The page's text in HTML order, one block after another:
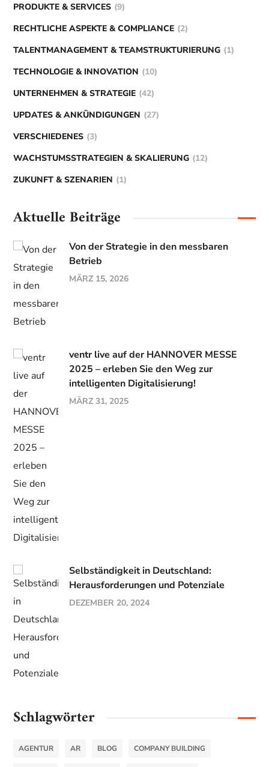
PRODUKTE & SERVICES (9)
RECHTLICHE ASPEKTE & COMPLIANCE (2)
TALENTMANAGEMENT & TEAMSTRUKTURIERUNG (1)
TECHNOLOGIE & INNOVATION (10)
UNTERNEHMEN & STRATEGIE (42)
UPDATES & ANKÜNDIGUNGEN (27)
VERSCHIEDENES (3)
WACHSTUMSSTRATEGIEN & SKALIERUNG (12)
ZUKUNFT & SZENARIEN (1)
Aktuelle Beiträge
Von der Strategie in den messbaren
Betrieb
MÄRZ 15, 2026
ventr live auf der HANNOVER MESSE
2025 – erleben Sie den Weg zur
intelligenten Digitalisierung!
MÄRZ 31, 2025
Selbständigkeit in Deutschland:
Herausforderungen und Potenziale
DEZEMBER 20, 2024
Schlagwörter
AGENTUR AR BLOG COMPANY BUILDING